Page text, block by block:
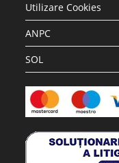
Utilizare Cookies
ANPC
SOL